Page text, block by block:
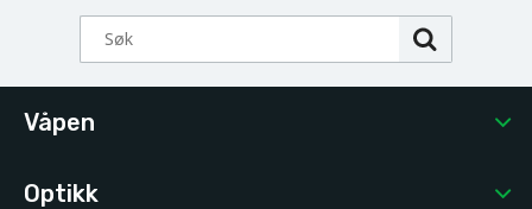
Våpen
Optikk